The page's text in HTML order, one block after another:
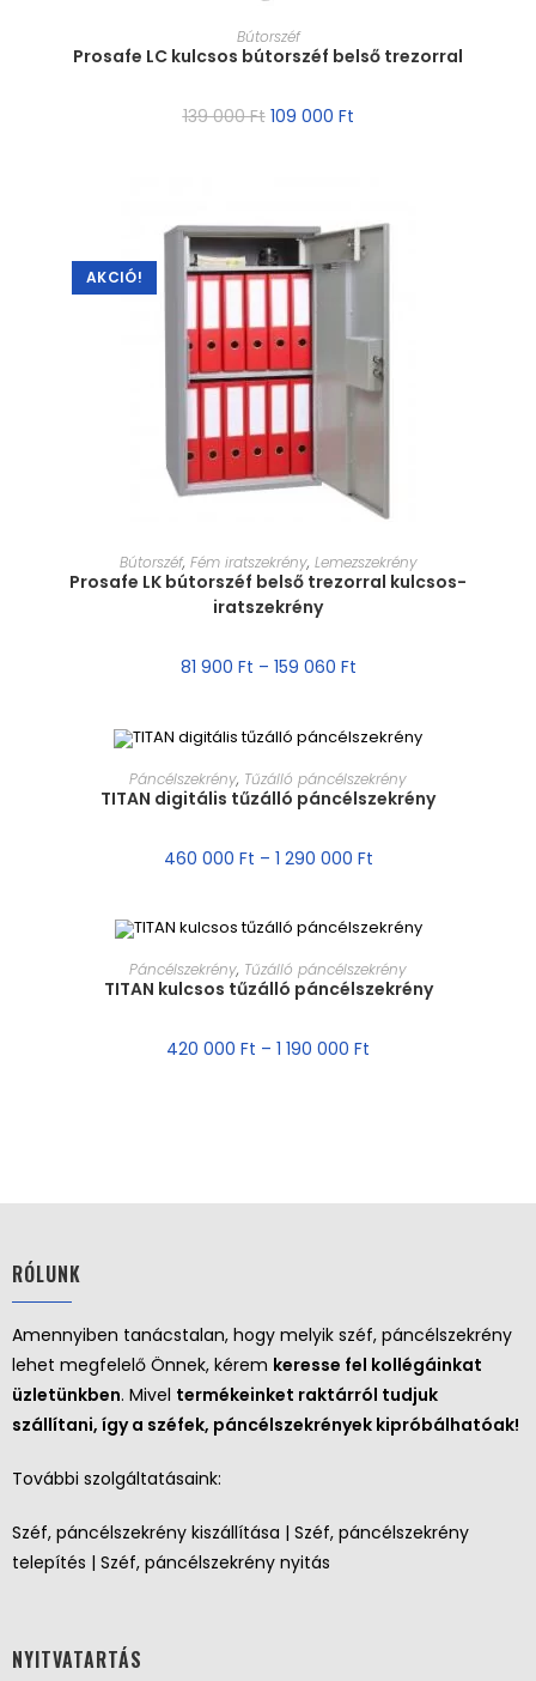
MÉRET VÁLASZTÁSA
Bútorszéf
Prosafe LC kulcsos bútorszéf belső trezorral
139 000Ft 109 000 Ft
AKCIÓ!
MÉRET VÁLASZTÁSA
Bútorszéf, Fém iratszekrény, Lemezszekrény
Prosafe LK bútorszéf belső trezorral kulcsos-
iratszekrény
81 900 Ft – 159 060 Ft
MÉRET VÁLASZTÁSA
Páncélszekrény, Tűzálló páncélszekrény
TITAN digitális tűzálló páncélszekrény
460 000 Ft – 1 290 000 Ft
MÉRET VÁLASZTÁSA
Páncélszekrény, Tűzálló páncélszekrény
TITAN kulcsos tűzálló páncélszekrény
420 000 Ft – 1 190 000 Ft
RÓLUNK
Amennyiben tanácstalan, hogy melyik széf, páncélszekrény
lehet megfelelő Önnek, kérem keresse fel kollégáinkat
üzletünkben. Mivel termékeinket raktárról tudjuk
szállítani, így a széfek, páncélszekrények kipróbálhatóak!
További szolgáltatásaink:
Széf, páncélszekrény kiszállítása | Széf, páncélszekrény
telepítés | Széf, páncélszekrény nyitás
NYITVATARTÁS